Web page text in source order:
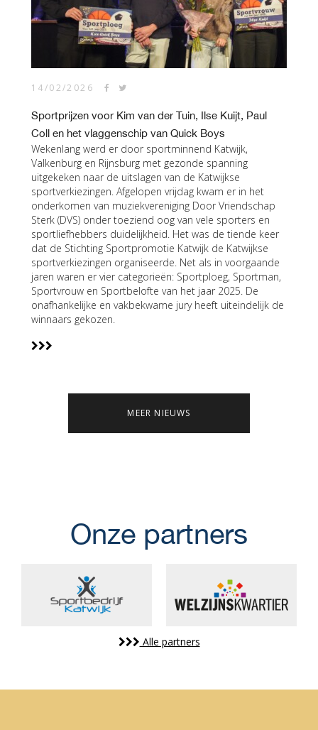
14/02/2026
Sportprijzen voor Kim van der Tuin, Ilse Kuijt, Paul
Coll en het vlaggenschip van Quick Boys
Wekenlang werd er door sportminnend Katwijk,
Valkenburg en Rijnsburg met gezonde spanning
uitgekeken naar de uitslagen van de Katwijkse
sportverkiezingen. Afgelopen vrijdag kwam er in het
onderkomen van muziekvereniging Door Vriendschap
Sterk (DVS) onder toeziend oog van vele sporters en
sportliefhebbers duidelijkheid. Het was de tiende keer
dat de Stichting Sportpromotie Katwijk de Katwijkse
sportverkiezingen organiseerde. Net als in voorgaande
jaren waren er vier categorieën: Sportploeg, Sportman,
Sportvrouw en Sportbelofte van het jaar 2025. De
onafhankelijke en vakbekwame jury heeft uiteindelijk de
winnaars gekozen.
MEER NIEUWS
Onze partners
Alle partners